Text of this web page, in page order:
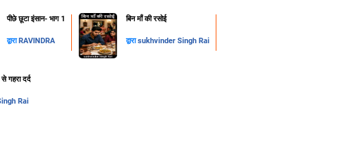
पीछे छूटा इंसान- भाग 1
द्वारा RAVINDRA
​बिन माँ की रसोई
द्वाराsukhvinder Singh Rai
गहरा दर्द
Rai